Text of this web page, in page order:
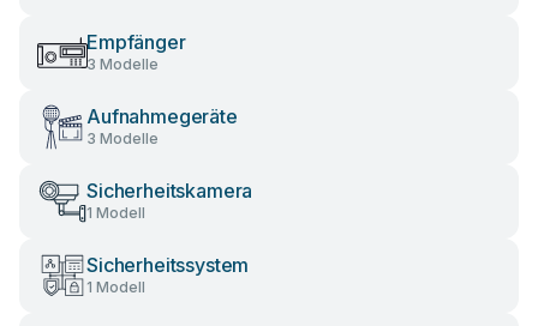
Empfänger
3 Modelle
Aufnahmegeräte
3 Modelle
Sicherheitskamera
1 Modell
Sicherheitssystem
1 Modell